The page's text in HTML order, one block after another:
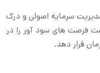
مدیریت سرمایه اصولی و درک
فرصت های سود آور را در
قرار دهد.